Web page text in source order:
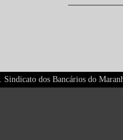
dos Bancários do